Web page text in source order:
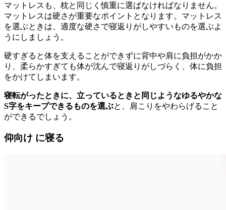
マットレスも、枕と同じく慎重に選ばなければなりません。
マットレスは硬さが重要なポイントとなります。マットレス
を選ぶときは、適度な硬さで寝返りがしやすいものを選ぶよ
うにしましょう。
硬すぎると体を支えることができずに背中や肩に負担がかか
り、柔らかすぎても体が沈んで寝返りがしづらく、体に負担
をかけてしまいます。
寝転がったときに、立っているときと同じようなゆるやかな
S字をキープできるものを選ぶと、肩こりをやわらげること
ができるでしょう。
仰向け に寝る